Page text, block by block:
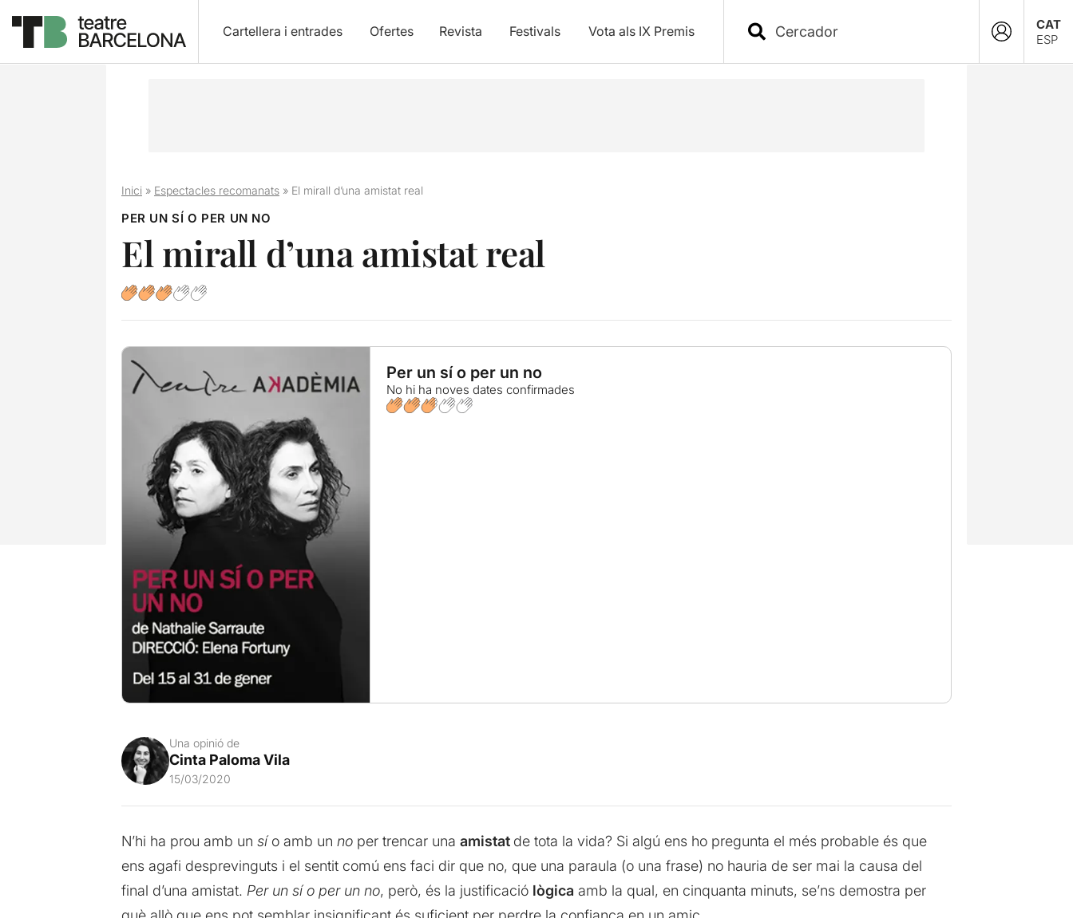
Cartellera i entrades Ofertes Revista Festivals Vota als IX Premis
CAT
ESP
Inici» Espectacles recomanats» El mirall d’una amistat real
PER UN SÍ O PER UN NO
El mirall d’una amistat real
Per un sí o per un no
No hi ha noves dates confirmades
Una opinió de
Cinta Paloma Vila
15/03/2020
N’hi ha prou amb un sío amb un noper trencar una amistat de tota la vida? Si algú ens ho pregunta el més probable és que
ens agafi desprevinguts i el sentit comú ens faci dir que no, que una paraula (o una frase) no hauria de ser mai la causa del
final d’una amistat. Per un sí o per un no, però, és la justificació lògica amb la qual, en cinquanta minuts, se’ns demostra per